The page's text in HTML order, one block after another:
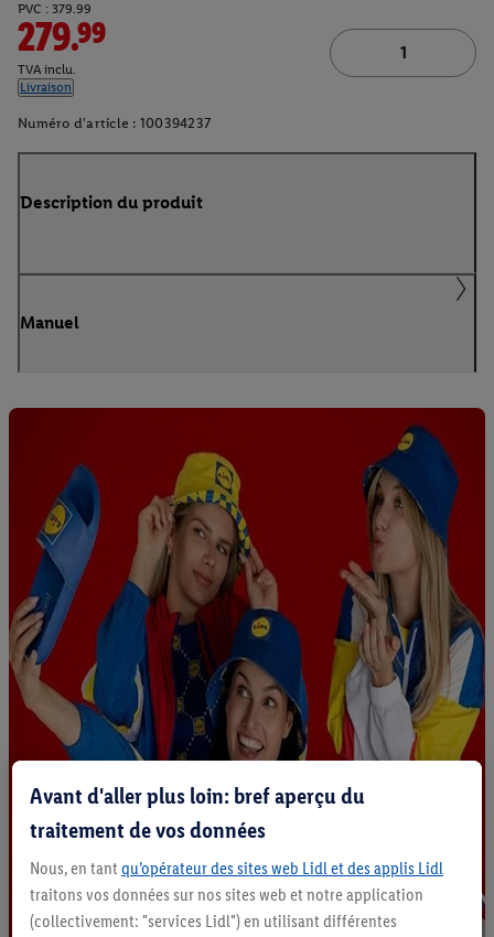
PVC : 379.99
279.99
TVA inclu.
Livraison
Numéro d'article : 100394237
Description du produit
Manuel
Avant d'aller plus loin: bref aperçu du
traitement de vos données
Nous, en tant qu’opérateur des sites web Lidl et des applis Lidl
traitons vos données sur nos sites web et notre application
(collectivement: "services Lidl") en utilisant différentes